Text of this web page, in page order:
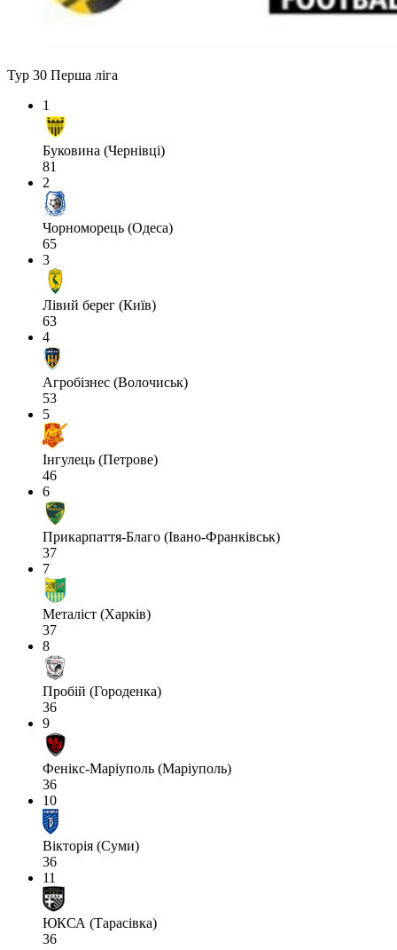
Тур 30 Перша ліга
1
Буковина (Чернівці)
81
2
Чорноморець (Одеса)
65
3
Лівий берег (Київ)
63
4
Агробізнес (Волочиськ)
53
5
Інгулець (Петрове)
46
6
Прикарпаття-Благо (Івано-Франківськ)
37
7
Металіст (Харків)
37
8
Пробій (Городенка)
36
9
Фенікс-Маріуполь (Маріуполь)
36
10
Вікторія (Суми)
36
11
ЮКСА (Тарасівка)
36